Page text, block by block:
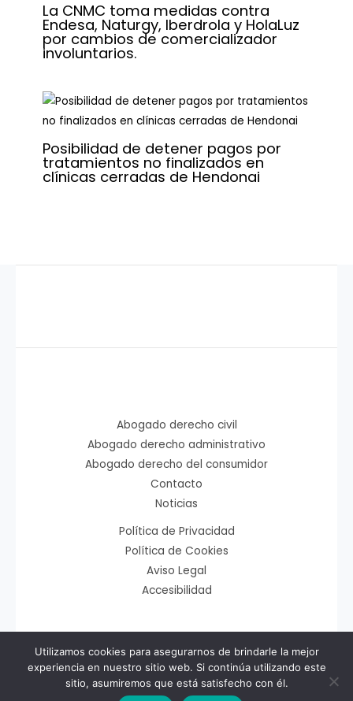
La CNMC toma medidas contra
Endesa, Naturgy, Iberdrola y HolaLuz
por cambios de comercializador
involuntarios.
Posibilidad de detener pagos por
tratamientos no finalizados en
clínicas cerradas de Hendonai
Abogado derecho civil
Abogado derecho administrativo
Abogado derecho del consumidor
Contacto
Noticias
Política de Privacidad
Política de Cookies
Aviso Legal
Accesibilidad
Copyright © 2026 Bustillo y Lamban Asociados
Desarrollado porMemorándum Multimedia
Utilizamos cookies para asegurarnos de brindarle la mejor
experiencia en nuestro sitio web. Si continúa utilizando este
sitio, asumiremos que está satisfecho con él.